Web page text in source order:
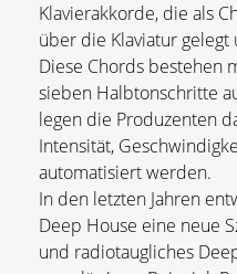
Klavierakkorde, die als
über die Klaviatur
Diese Chords bestehen
sieben Halbtonschritte
legen die Produzenten
Intensität,
automatisiert werden.
In den letzten Jahren
Deep House eine neue
und radiotaugliches